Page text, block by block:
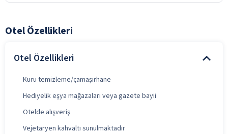
Otel Özellikleri
Otel Özellikleri
Kuru temizleme/çamaşırhane
Hediyelik eşya mağazaları veya gazete bayii
Otelde alışveriş
Vejetaryen kahvaltı sunulmaktadır